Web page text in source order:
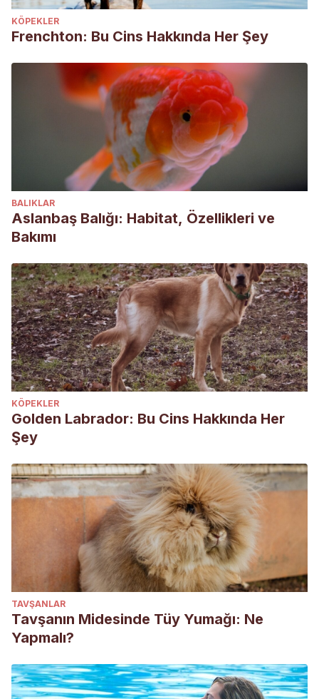
KÖPEKLER
Frenchton: Bu Cins Hakkında Her Şey
BALIKLAR
Aslanbaş Balığı: Habitat, Özellikleri ve
Bakımı
KÖPEKLER
Golden Labrador: Bu Cins Hakkında Her
Şey
TAVŞANLAR
Tavşanın Midesinde Tüy Yumağı: Ne
Yapmalı?